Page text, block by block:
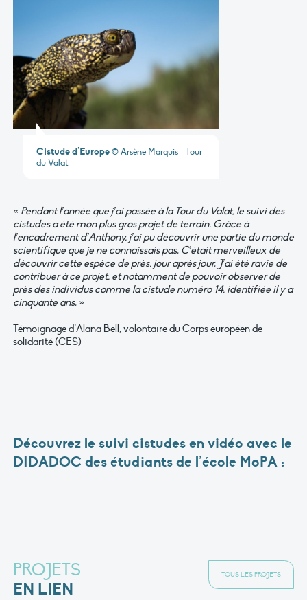
Cistude d’Europe© Arsène Marquis - Tour
du Valat
« Pendant l’année que j’ai passée à la Tour du Valat, le suivi des
cistudes a été mon plus gros projet de terrain. Grâce à
l’encadrement d’Anthony, j’ai pu découvrir une partie du monde
scientifique que je ne connaissais pas. C’était merveilleux de
découvrir cette espèce de près, jour après jour. J’ai été ravie de
contribuer à ce projet, et notamment de pouvoir observer de
près des individus comme la cistude numéro 14, identifiée il y a
cinquante ans. »
Témoignage d’Alana Bell, volontaire du Corps européen de
solidarité (CES)
Découvrez le suivi cistudes en vidéo avec le
DIDADOC des étudiants de l’école MoPA :
PROJETS
EN LIEN
TOUS LES PROJETS